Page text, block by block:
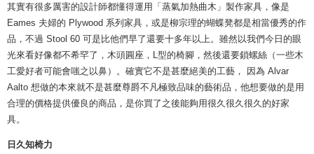
其實有很多厲害的設計師都懂得運用「蒸氣加熱曲木」製作家具，像是
Eames 夫婦的 Plywood 系列家具，或是柳宗理的蝴蝶凳都是相當優秀的作
品，不過 Stool 60 可是比他們早了還要十多年以上。雖然以我們今日的眼
光來看好像都不希罕了，木頭圓座，L型的椅腳，然後還要鎖螺絲（一些木
工愛好者可能會嗤之以鼻）。確實它不是甚麼絕美的工藝， 因為 Alvar
Aalto 想做的本來就不是甚麼尊爵不凡極致品味的藝術品，他想要做的是用
合理的價格提供優良的商品，是你買了之後能夠用很久很久很久的好家
具。
日久知椅力